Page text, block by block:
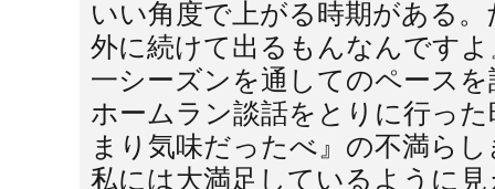
いい角度で上がる時期がある
外に続けて出るもんなんです
一シーズンを通してのペース
ホームラン談話をとりに行っ
まり気味だったべ』の不満ら
私には大満足しているように